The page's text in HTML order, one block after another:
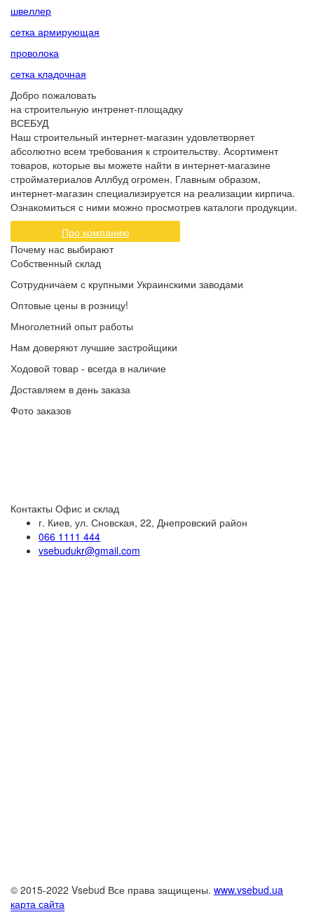
швеллер
сетка армирующая
проволока
сетка кладочная
Добро пожаловать
на строительную интренет-площадку
ВСЕБУД
Наш строительный интернет-магазин удовлетворяет
абсолютно всем требования к строительству. Асортимент
товаров, которые вы можете найти в интернет-магазине
стройматериалов Аллбуд огромен. Главным образом,
интернет-магазин специализируется на реализации кирпича.
Ознакомиться с ними можно просмотрев каталоги продукции.
Про компанию
Почему нас выбирают
Собственный склад
Сотрудничаем с крупными Украинскими заводами
Оптовые цены в розницу!
Многолетний опыт работы
Нам доверяют лучшие застройщики
Ходовой товар - всегда в наличие
Доставляем в день заказа
Фото заказов
Контакты Офис и склад
г. Киев, ул. Сновская, 22, Днепровский район
066 1111 444
vsebudukr@gmail.com
© 2015-2022 Vsebud Все права защищены. www.vsebud.ua
карта сайта